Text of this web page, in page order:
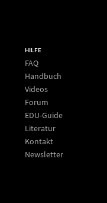
HILFE
FAQ
Handbuch
Videos
Forum
EDU-Guide
Literatur
Kontakt
Newsletter